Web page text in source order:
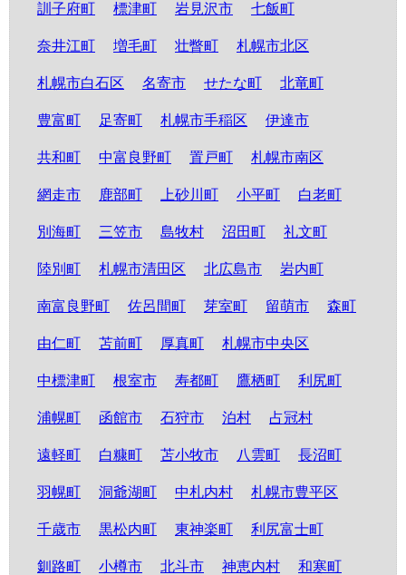
訓子府町 標津町 岩見沢市 七飯町
奈井江町 増毛町 壮瞥町 札幌市北区
札幌市白石区 名寄市 せたな町 北竜町
豊富町 足寄町 札幌市手稲区 伊達市
共和町 中富良野町 置戸町 札幌市南区
網走市 鹿部町 上砂川町 小平町 白老町
別海町 三笠市 島牧村 沼田町 礼文町
陸別町 札幌市清田区 北広島市 岩内町
南富良野町 佐呂間町 芽室町 留萌市 森町
由仁町 苫前町 厚真町 札幌市中央区
中標津町 根室市 寿都町 鷹栖町 利尻町
浦幌町 函館市 石狩市 泊村 占冠村
遠軽町 白糠町 苫小牧市 八雲町 長沼町
羽幌町 洞爺湖町 中札内村 札幌市豊平区
千歳市 黒松内町 東神楽町 利尻富士町
釧路町 小樽市 北斗市 神恵内村 和寒町